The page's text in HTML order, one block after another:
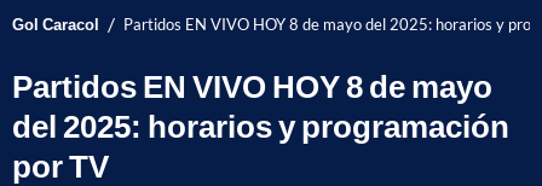
Gol Caracol / Partidos EN VIVO HOY 8 de mayo del 2025: horarios y
Partidos EN VIVO HOY 8 de mayo
del 2025: horarios y programación
por TV